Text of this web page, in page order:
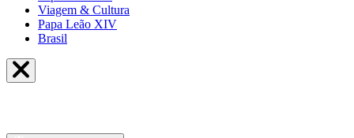
Viagem & Cultura
Papa Leão XIV
Brasil